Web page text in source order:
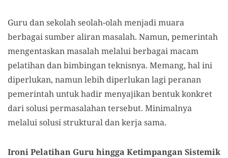
Guru dan sekolah seolah-olah menjadi muara
berbagai sumber aliran masalah. Namun, pemerintah
mengentaskan masalah melalui berbagai macam
pelatihan dan bimbingan teknisnya. Memang, hal ini
diperlukan, namun lebih diperlukan lagi peranan
pemerintah untuk hadir menyajikan bentuk konkret
dari solusi permasalahan tersebut. Minimalnya
melalui solusi struktural dan kerja sama.
Ironi Pelatihan Guru hingga Ketimpangan Sistemik